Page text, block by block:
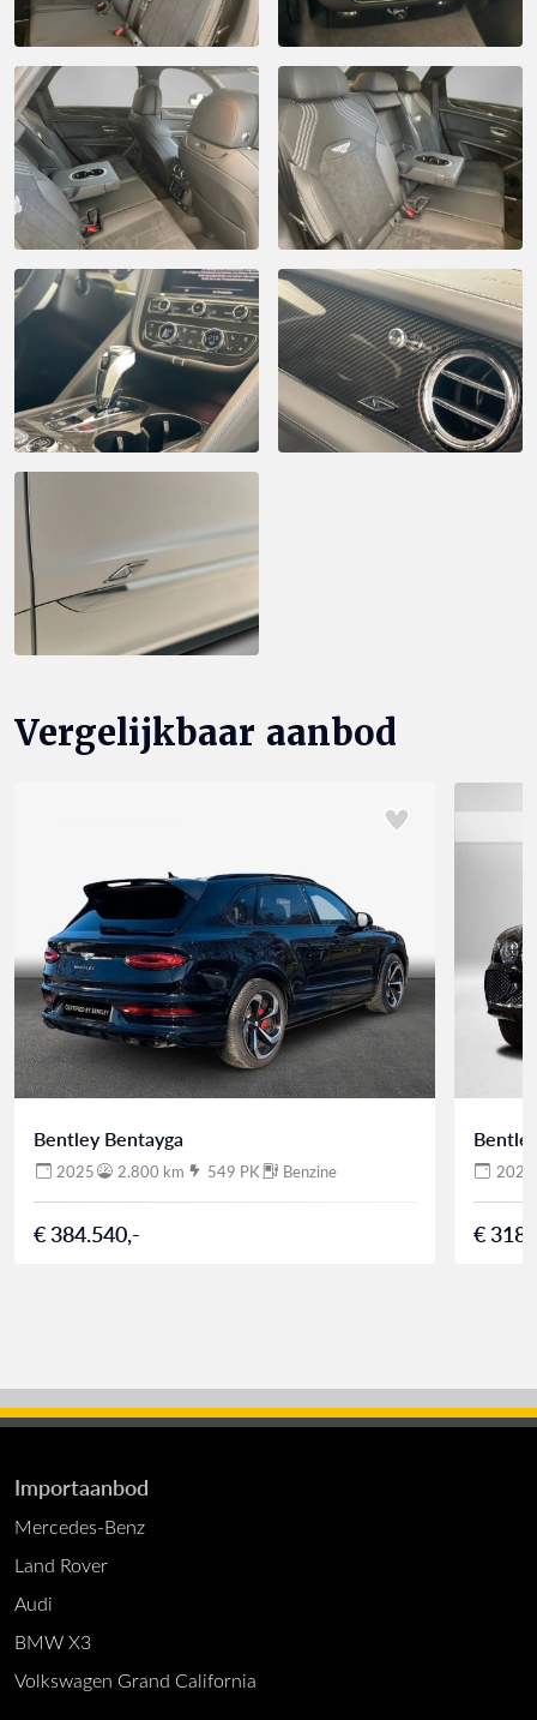
Vergelijkbaar aanbod
Bentley Bentayga
2025 2.800 km 549 PK Benzine
€ 384.540,-
2025
€
Importaanbod
Mercedes-Benz
Land Rover
Audi
BMW X3
Volkswagen Grand California